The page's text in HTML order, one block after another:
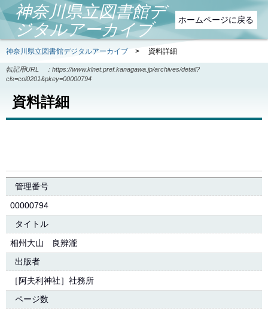
ホームページに戻る
神奈川県立図書館デ
ジタルアーカイブ
神奈川県立図書館デジタルアーカイブ> 資料詳細
転記用URL ： https://www.klnet.pref.kanagawa.jp/archives/detail?
cls=col0201&pkey=00000794
資料詳細
管理番号
00000794
タイトル
相州大山 良辨瀧
出版者
［阿夫利神社］社務所
ページ数